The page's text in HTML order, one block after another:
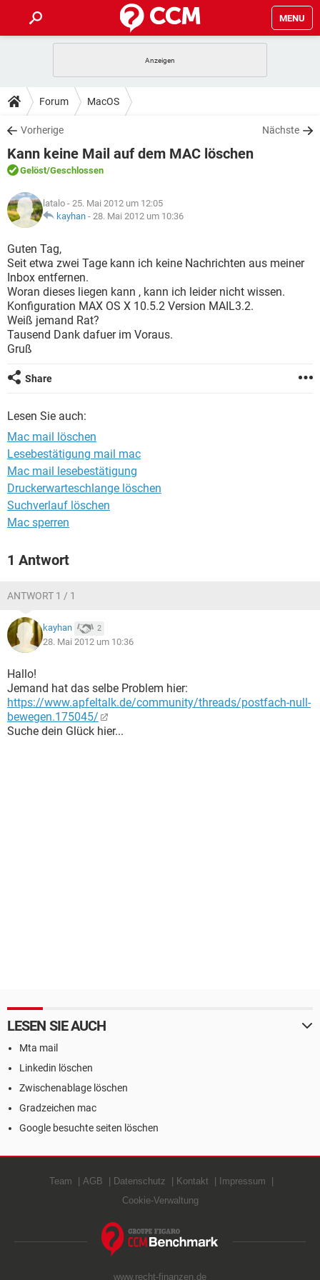
MENU
ANDROID
WINDOWS 10
WHATSAPP TIKTOK
FACEBOOK
TIPPS & TRICKS
SPIELE
WINDOWS 10
WHATSAPP
FACEBOOK HARDWARE
DOWNLOADS
SPIELE STREAMING
ANDROID
WINDOWS 10
WHATSAPP
FACEBOOK
FORUM
SPIELE
ANDROID IOS
WHATSAPP TIKTOK
FACEBOOK HARDWARE
LEXIKON
SPIELE
ANDROID
WINDOWS 10
WHATSAPP TIKTOK
FACEBOOK
Forum MacOS
Vorherige Nächste
Kann keine Mail auf dem MAC löschen
Gelöst/Geschlossen
latalo - 25. Mai 2012 um 12:05
kayhan - 28. Mai 2012 um 10:36
Guten Tag,
Seit etwa zwei Tage kann ich keine Nachrichten aus meiner
Inbox entfernen.
Woran dieses liegen kann , kann ich leider nicht wissen.
Konfiguration MAX OS X 10.5.2 Version MAIL3.2.
Weiß jemand Rat?
Tausend Dank dafuer im Voraus.
Gruß
Share
Lesen Sie auch:
Mac mail löschen
Lesebestätigung mail mac
Mac mail lesebestätigung
Druckerwarteschlange löschen
Suchverlauf löschen
Mac sperren
1 Antwort
ANTWORT 1 / 1
kayhan 2
28. Mai 2012 um 10:36
Hallo!
Jemand hat das selbe Problem hier:
https://www.apfeltalk.de/community/threads/postfach-null-
bewegen.175045/
Suche dein Glück hier...
LESEN SIE AUCH
Mta mail
Linkedin löschen
Zwischenablage löschen
Gradzeichen mac
Google besuchte seiten löschen
Team AGB Datenschutz Kontakt
Impressum
Cookie-Verwaltung
www.recht-finanzen.de